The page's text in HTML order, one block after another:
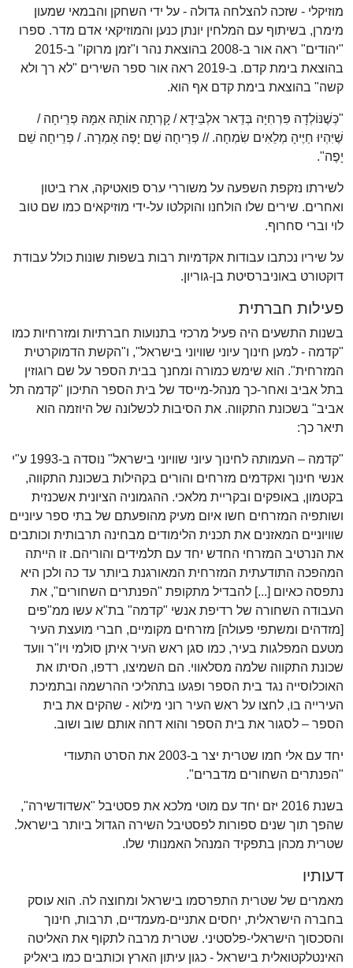
מוזיקלי - שזכה להצלחה גדולה - על ידי השחקן והבמאי שמעון
מימרן, בשיתוף עם המלחין יונתן כנען והמוזיקאי אדם מדר. ספרו
"יהודים" ראה אור ב-2008 בהוצאת נהר ו"זמן מרוקו" ב-2015
בהוצאת בימת קדם. ב-2019 ראה אור ספר השירים "לא רך ולא
קשה" בהוצאת בימת קדם אף הוא.
"כְּשֶׁנּוֹלְדָה פִּרְחִיָּה בְּדַאר אלְבֵּידָא / קָרְתָה אוֹתָהּ אִמָּהּ פְרֵיחָה /
שֶׁיִּהְיוּ חַיֶּיהָ מְלֵאִים שִׂמְחָה. // פְרֵיחָה שֵׁם יָפֶה אָמְרָה. / פְרֵיחָה שֵׁם
יָפֶה".
לשירתו נזקפת השפעה על משוררי ערס פואטיקה, ארז ביטון
ואחרים. שירים שלו הולחנו והוקלטו על-ידי מוזיקאים כמו שם טוב
לוי וברי סחרוף.
על שיריו נכתבו עבודות אקדמיות רבות בשפות שונות כולל עבודת
דוקטורט באוניברסיטת בן-גוריון.
פעילות חברתית
בשנות התשעים היה פעיל מרכזי בתנועות חברתיות ומזרחיות כמו
"קדמה - למען חינוך עיוני שוויוני בישראל", ו"הקשת הדמוקרטית
המזרחית". הוא שימש כמורה ומחנך בבית הספר על שם רוגוזין
בתל אביב ואחר-כך מנהל-מייסד של בית הספר התיכון "קדמה תל
אביב" בשכונת התקווה. את הסיבות לכשלונה של היוזמה הוא
תיאר כך:
"קדמה – העמותה לחינוך עיוני שוויוני בישראל" נוסדה ב-1993 ע"י
אנשי חינוך ואקדמים מזרחים והורים בקהילות בשכונת התקווה,
בקטמון, באופקים ובקריית מלאכי. ההגמוניה הציונית אשכנזית
ושותפיה המזרחים חשו איום מעיק מהופעתם של בתי ספר עיוניים
שוויוניים המאזנים את תכנית הלימודים מבחינה תרבותית וכותבים
את הנרטיב המזרחי החדש יחד עם תלמידים והוריהם. זו הייתה
המהפכה התודעתית המזרחית המאורגנת ביותר עד כה ולכן היא
נתפסה כאיום [...] להבדיל מתקופת "הפנתרים השחורים", את
העבודה השחורה של רדיפת אנשי "קדמה" בת"א עשו ממ"פים
[מזדהים ומשתפי פעולה] מזרחים מקומיים, חברי מועצת העיר
מטעם המפלגות בעיר, כמו סגן ראש העיר איתן סולמי ויו"ר וועד
שכונת התקווה שלמה מסלאווי. הם השמיצו, רדפו, הסיתו את
האוכלוסייה נגד בית הספר ופגעו בתהליכי ההרשמה ובתמיכת
העירייה בו, לחצו על ראש העיר רוני מילוא - שהקים את בית
הספר – לסגור את בית הספר והוא דחה אותם שוב ושוב.
יחד עם אלי חמו שטרית יצר ב-2003 את הסרט התעודי
"הפנתרים השחורים מדברים".
בשנת 2016 יזם יחד עם מוטי מלכא את פסטיבל "אשדודשירה",
שהפך תוך שנים ספורות לפסטיבל השירה הגדול ביותר בישראל.
שטרית מכהן בתפקיד המנהל האמנותי שלו.
דעותיו
מאמרים של שטרית התפרסמו בישראל ומחוצה לה. הוא עוסק
בחברה הישראלית, יחסים אתניים-מעמדיים, תרבות, חינוך
והסכסוך הישראלי-פלסטיני. שטרית מרבה לתקוף את האליטה
האינטלקטואלית בישראל - כגון עיתון הארץ וכותבים כמו ביאליק